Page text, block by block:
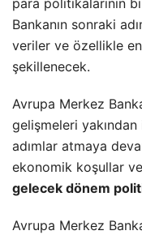
para politikalarının
Bankanın sonraki
veriler ve özellikle
şekillenecek.
Avrupa Merkez
gelişmeleri
adımlar atmaya
ekonomik koşullar
gelecek dönem
Avrupa Merkez